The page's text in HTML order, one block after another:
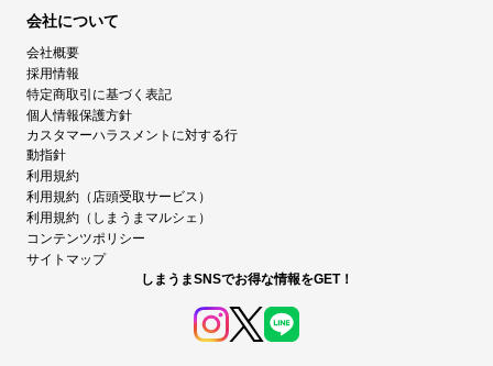
会社について
会社概要
採用情報
特定商取引に基づく表記
個人情報保護方針
カスタマーハラスメントに対する行
動指針
利用規約
利用規約（店頭受取サービス）
利用規約（しまうまマルシェ）
コンテンツポリシー
サイトマップ
しまうまSNSでお得な情報をGET！